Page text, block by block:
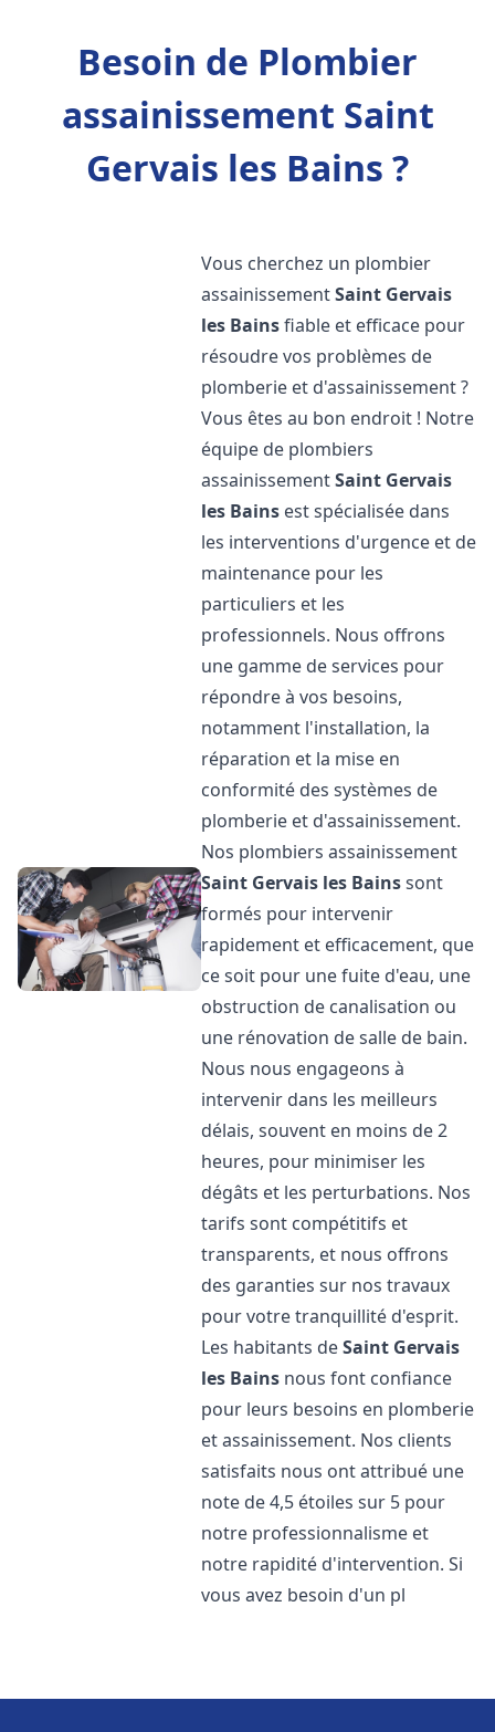
Besoin de Plombier
assainissement Saint
Gervais les Bains ?
Vous cherchez un plombier
assainissementSaint Gervais
les Bainsfiable et efficace pour
résoudre vos problèmes de
plomberie et d'assainissement ?
Vous êtes au bon endroit ! Notre
équipe de plombiers
assainissementSaint Gervais
les Bains est spécialisée dans
les interventions d'urgence et de
maintenance pour les
particuliers et les
professionnels. Nous offrons
une gamme de services pour
répondre à vos besoins,
notamment l'installation, la
réparation et la mise en
conformité des systèmes de
plomberie et d'assainissement.
Nos plombiers assainissement
Saint Gervais les Bainssont
formés pour intervenir
rapidement et efficacement, que
ce soit pour une fuite d'eau, une
obstruction de canalisation ou
une rénovation de salle de bain.
Nous nous engageons à
intervenir dans les meilleurs
délais, souvent en moins de 2
heures, pour minimiser les
dégâts et les perturbations. Nos
tarifs sont compétitifs et
transparents, et nous offrons
des garanties sur nos travaux
pour votre tranquillité d'esprit.
Les habitants deSaint Gervais
les Bains nous font confiance
pour leurs besoins en plomberie
et assainissement. Nos clients
satisfaits nous ont attribué une
note de 4,5 étoiles sur 5 pour
notre professionnalisme et
notre rapidité d'intervention. Si
vous avez besoin d'un pl